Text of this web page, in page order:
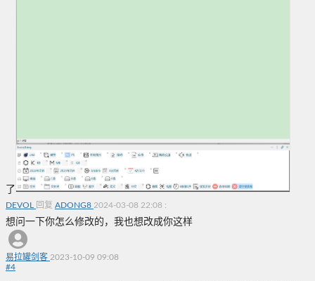
了
DEVOL 回复 ADONG8 2024-03-08 22:08 :
想问一下你怎么修改的，我也想改成你这样
易拉罐剑客 2023-10-09 09:08
#4